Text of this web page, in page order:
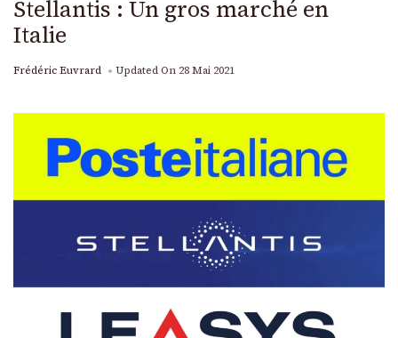
Stellantis : Un gros marché en
Italie
Frédéric Euvrard Updated On 28 Mai 2021